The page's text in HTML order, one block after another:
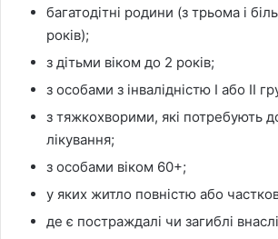
багатодітні родини (з трьома і
років);
з дітьми віком до 2 років;
з особами з інвалідністю І або ІІ
з тяжкохворими, які потребують
лікування;
з особами віком 60+;
у яких житло повністю або
де є постраждалі чи загиблі